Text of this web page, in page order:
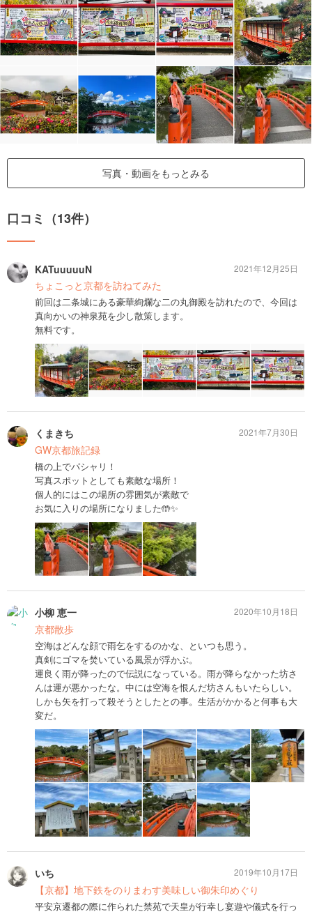
写真・動画をもっとみる
口コミ（13件）
KATuuuuuN
ちょこっと京都を訪ねてみた
前回は二条城にある豪華絢爛な二の丸御殿を訪れたので、今回は
真向かいの神泉苑を少し散策します。
無料です。
2021年12月25日
くまきち
GW京都旅記録
橋の上でパシャリ！
写真スポットとしても素敵な場所！
個人的にはこの場所の雰囲気が素敵で
お気に入りの場所になりました🤲✨
2021年7月30日
小柳 恵一
京都散歩
空海はどんな顔で雨乞をするのかな、といつも思う。
真剣にゴマを焚いている風景が浮かぶ。
運良く雨が降ったので伝説になっている。雨が降らなかった坊さ
んは運が悪かったな。中には空海を恨んだ坊さんもいたらしい。
しかも矢を打って殺そうとしたとの事。生活がかかると何事も大
変だ。
2020年10月18日
いち
【京都】地下鉄をのりまわす美味しい御朱印めぐり
平安京遷都の際に作られた禁苑で天皇が行幸し宴遊や儀式を行っ
2019年10月17日